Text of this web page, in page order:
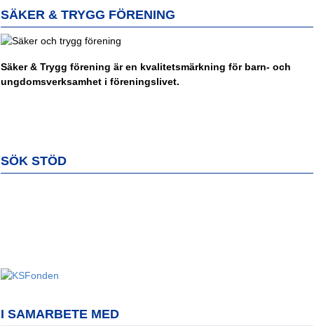
SÄKER & TRYGG FÖRENING
Säker & Trygg förening är en kvalitetsmärkning för barn- och
ungdomsverksamhet i föreningslivet.
SÖK STÖD
I SAMARBETE MED